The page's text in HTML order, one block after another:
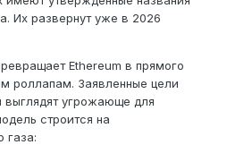
Их развернут уже в 2026
Ethereum в прямого
роллапам. Заявленные цели
выглядят угрожающе для
строится на
газа: